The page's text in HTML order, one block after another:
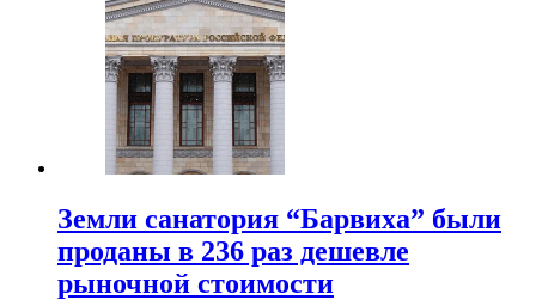
Земли санатория “Барвиха” были
проданы в 236 раз дешевле
рыночной стоимости